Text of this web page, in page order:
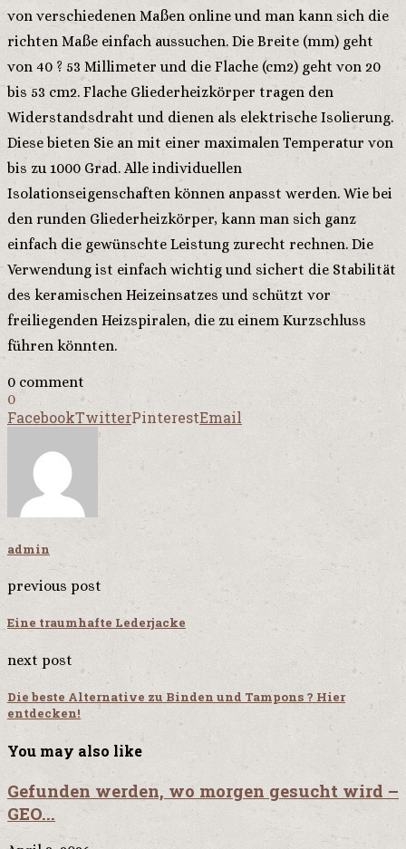
von verschiedenen Maßen online und man kann sich die
richten Maße einfach aussuchen. Die Breite (mm) geht
von 40 ? 53 Millimeter und die Flache (cm2) geht von 20
bis 53 cm2. Flache Gliederheizkörper tragen den
Widerstandsdraht und dienen als elektrische Isolierung.
Diese bieten Sie an mit einer maximalen Temperatur von
bis zu 1000 Grad. Alle individuellen
Isolationseigenschaften können anpasst werden. Wie bei
den runden Gliederheizkörper, kann man sich ganz
einfach die gewünschte Leistung zurecht rechnen. Die
Verwendung ist einfach wichtig und sichert die Stabilität
des keramischen Heizeinsatzes und schützt vor
freiliegenden Heizspiralen, die zu einem Kurzschluss
führen könnten.
0 comment
0
FacebookTwitterPinterestEmail
admin
previous post
Eine traumhafte Lederjacke
next post
Die beste Alternative zu Binden und Tampons ? Hier
entdecken!
You may also like
Gefunden werden, wo morgen gesucht wird –
GEO...